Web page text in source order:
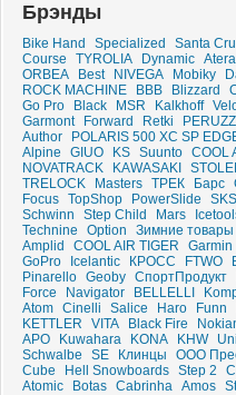
Брэнды
Bike Hand Specialized Santa
Course
TYROLIA Dynamic Atera
ORBEA
Best NIVEGA Mobiky
ROCK MACHINE
ВВВ Blizzard
Go Pro
Black MSR Kalkhoff
Garmont
Forward Retki
Author
POLARIS 500 XC SP
Alpine
GIUO KS Suunto COOL
NOVATRACK
KAWASAKI
TRELOCK
Masters ТРЕК Барс
Focus TopShop PowerSlide SKS
Schwinn
Step Child Mars
Technine
Option Зимние товары
Amplid
COOL AIR TIGER Garmin
GoPro
Icelantic КРОСС FTWO
Pinarello Geoby СпортПродукт
Force
Navigator BELLELLI
Atom Cinelli Salice Haro Funn
KETTLER
VITA Black Fire
APO
Kuwahara KONA KHW
Schwalbe
SE Клинцы ООО
Cube
Hell Snowboards Step 2
Atomic
Botas Cabrinha Amos